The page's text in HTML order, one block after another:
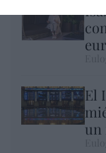
El
un